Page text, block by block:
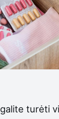
turėti